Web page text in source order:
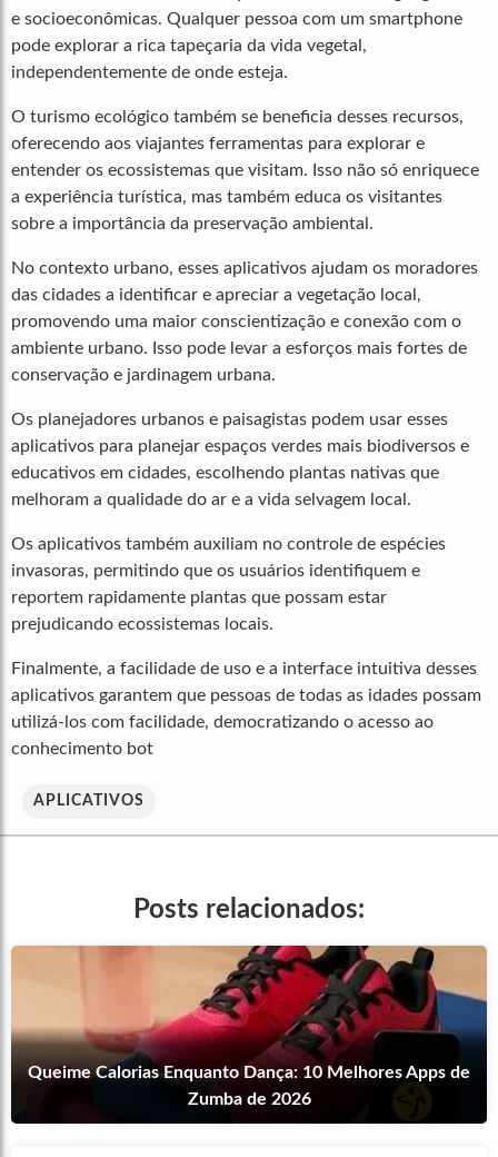
e socioeconômicas. Qualquer pessoa com um smartphone
pode explorar a rica tapeçaria da vida vegetal,
independentemente de onde esteja.
O turismo ecológico também se beneficia desses recursos,
oferecendo aos viajantes ferramentas para explorar e
entender os ecossistemas que visitam. Isso não só enriquece
a experiência turística, mas também educa os visitantes
sobre a importância da preservação ambiental.
No contexto urbano, esses aplicativos ajudam os moradores
das cidades a identificar e apreciar a vegetação local,
promovendo uma maior conscientização e conexão com o
ambiente urbano. Isso pode levar a esforços mais fortes de
conservação e jardinagem urbana.
Os planejadores urbanos e paisagistas podem usar esses
aplicativos para planejar espaços verdes mais biodiversos e
educativos em cidades, escolhendo plantas nativas que
melhoram a qualidade do ar e a vida selvagem local.
Os aplicativos também auxiliam no controle de espécies
invasoras, permitindo que os usuários identifiquem e
reportem rapidamente plantas que possam estar
prejudicando ecossistemas locais.
Finalmente, a facilidade de uso e a interface intuitiva desses
aplicativos garantem que pessoas de todas as idades possam
utilizá-los com facilidade, democratizando o acesso ao
conhecimento bot
APLICATIVOS
Posts relacionados:
Queime Calorias Enquanto Dança: 10 Melhores Apps de
Zumba de 2026